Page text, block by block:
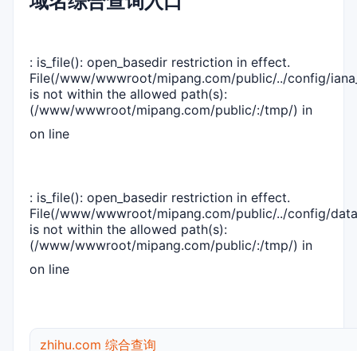
: is_file(): open_basedir restriction in effect.
File(/www/wwwroot/mipang.com/public/../config/
is not within the allowed path(s):
(/www/wwwroot/mipang.com/public/:/tmp/) in
on line
: is_file(): open_basedir restriction in effect.
File(/www/wwwroot/mipang.com/public/../config/
is not within the allowed path(s):
(/www/wwwroot/mipang.com/public/:/tmp/) in
on line
zhihu.com 综合查询